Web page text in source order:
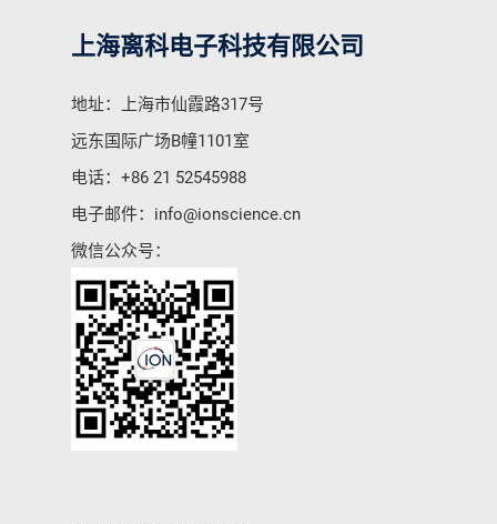
上海离科电子科技有限公司
地址：上海市仙霞路317号
远东国际广场B幢1101室
电话： +86 21 52545988
电子邮件： info@ionscience.cn
微信公众号：